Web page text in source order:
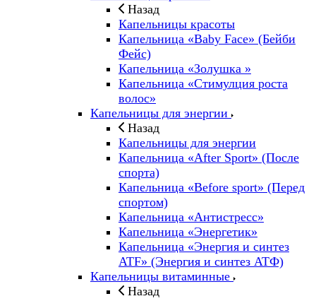
Назад
Капельницы красоты
Капельница «Baby Face» (Бейби
Фейс)
Капельница «Золушка »
Капельница «Стимулция роста
волос»
Капельницы для энергии
Назад
Капельницы для энергии
Капельница «After Sport» (После
спорта)
Капельница «Before sport» (Перед
спортом)
Капельница «Антистресс»
Капельница «Энергетик»
Капельница «Энергия и синтез
ATF» (Энергия и синтез АТФ)
Капельницы витаминные
Назад